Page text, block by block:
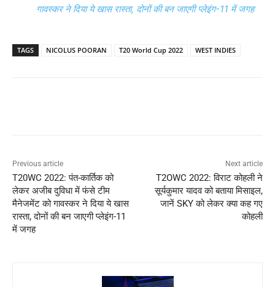
गावस्कर ने दिया ये खास रास्ता, दोनों की बन जाएगी प्लेइंग-11 में जगह
TAGS NICOLUS POORAN T20 World Cup 2022 WEST INDIES
Previous article
T20WC 2022: पंत-कार्तिक को
लेकर अजीब दुविधा में फंसे टीम
मैनेजमेंट को गावस्कर ने दिया ये खास
रास्ता, दोनों की बन जाएगी प्लेइंग-11
में जगह
Next article
T2OWC 2022: विराट कोहली ने
सूर्यकुमार यादव को बताया मिसाइल,
जानें SKY को लेकर क्या कह गए
कोहली